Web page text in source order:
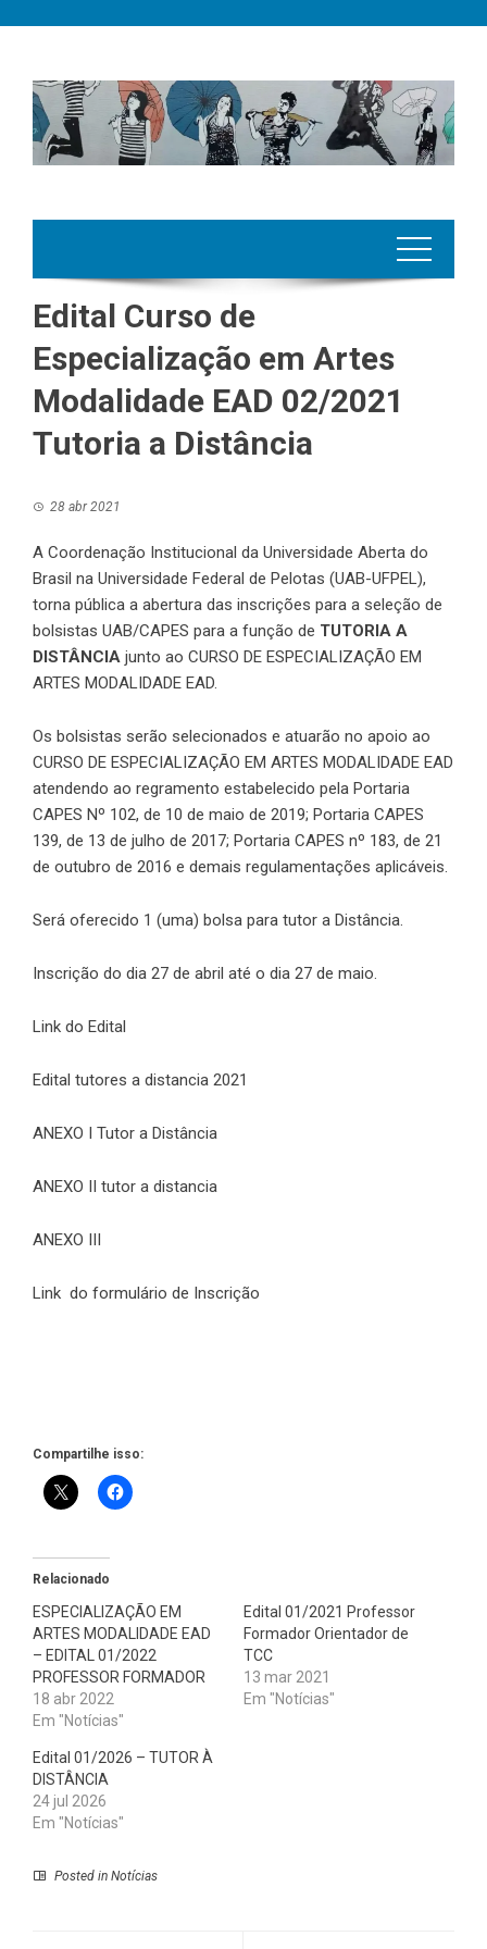
Edital Curso de
Especialização em Artes
Modalidade EAD 02/2021
Tutoria a Distância
28 abr 2021
A Coordenação Institucional da Universidade Aberta do
Brasil na Universidade Federal de Pelotas (UAB-UFPEL),
torna pública a abertura das inscrições para a seleção de
bolsistas UAB/CAPES para a função de TUTORIA A
DISTÂNCIA junto ao CURSO DE ESPECIALIZAÇÃO EM
ARTES MODALIDADE EAD.
Os bolsistas serão selecionados e atuarão no apoio ao
CURSO DE ESPECIALIZAÇÃO EM ARTES MODALIDADE EAD
atendendo ao regramento estabelecido pela Portaria
CAPES Nº 102, de 10 de maio de 2019; Portaria CAPES
139, de 13 de julho de 2017; Portaria CAPES nº 183, de 21
de outubro de 2016 e demais regulamentações aplicáveis.
Será oferecido 1 (uma) bolsa para tutor a Distância.
Inscrição do dia 27 de abril até o dia 27 de maio.
Link do Edital
Edital tutores a distancia 2021
ANEXO I Tutor a Distância
ANEXO II tutor a distancia
ANEXO III
Link do formulário de Inscrição
Compartilhe isso:
Relacionado
ESPECIALIZAÇÃO EM
ARTES MODALIDADE EAD
– EDITAL 01/2022
PROFESSOR FORMADOR
18 abr 2022
Em "Notícias"
Edital 01/2021 Professor
Formador Orientador de
TCC
13 mar 2021
Em "Notícias"
Edital 01/2026 – TUTOR À
DISTÂNCIA
24 jul 2026
Em "Notícias"
Posted in Notícias